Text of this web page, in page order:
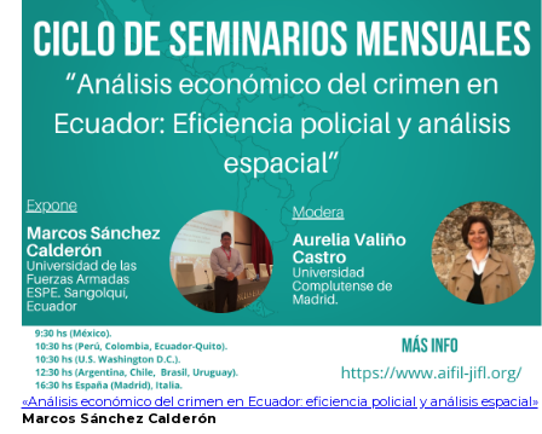
«Análisis económico del crimen en Ecuador: eficiencia policial y análisis espacial»
Marcos Sánchez Calderón